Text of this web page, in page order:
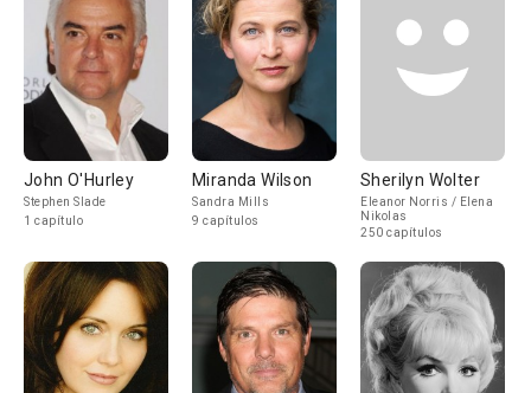
John O'Hurley
Stephen Slade
1 capítulo
Miranda Wilson
Sandra Mills
9 capítulos
Sherilyn Wolter
Eleanor Norris / Elena
Nikolas
250 capítulos